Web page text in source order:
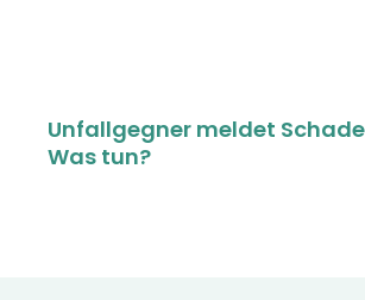
Unfallgegner meldet
Was tun?